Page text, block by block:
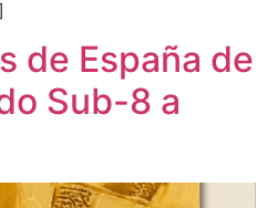
de España de
Sub-8 a